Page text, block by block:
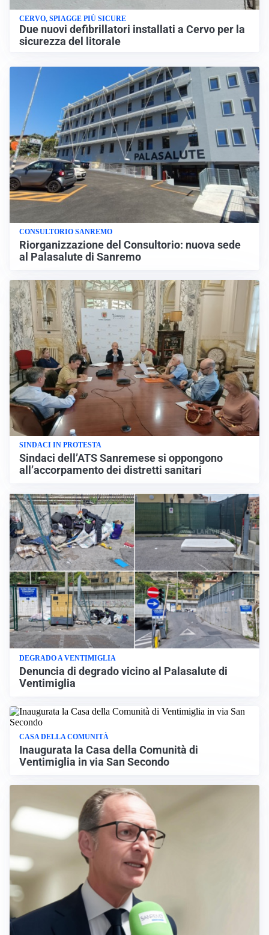
CERVO, SPIAGGE PIÙ SICURE
Due nuovi defibrillatori installati a Cervo per la
sicurezza del litorale
CONSULTORIO SANREMO
Riorganizzazione del Consultorio: nuova sede
al Palasalute di Sanremo
SINDACI IN PROTESTA
Sindaci dell’ATS Sanremese si oppongono
all’accorpamento dei distretti sanitari
DEGRADO A VENTIMIGLIA
Denuncia di degrado vicino al Palasalute di
Ventimiglia
CASA DELLA COMUNITÀ
Inaugurata la Casa della Comunità di
Ventimiglia in via San Secondo